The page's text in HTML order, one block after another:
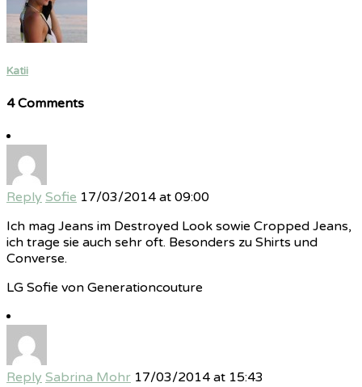
Katii
4 Comments
Reply Sofie 17/03/2014 at 09:00
Ich mag Jeans im Destroyed Look sowie Cropped Jeans,
ich trage sie auch sehr oft. Besonders zu Shirts und
Converse.
LG Sofie von Generationcouture
Reply Sabrina Mohr 17/03/2014 at 15:43